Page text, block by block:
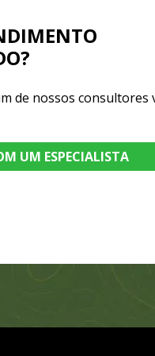
de nossos consultores
UM ESPECIALISTA